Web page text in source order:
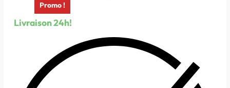
Promo !
Livraison 24h!